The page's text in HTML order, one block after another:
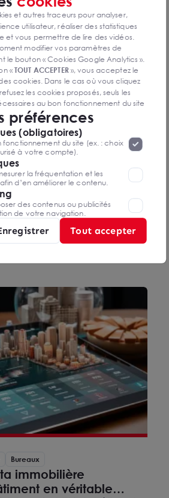
d'Ascq (59). L'actif a été
français.
en Provence S1 2026
Immobilier a le plaisir de vous
du S1 2026 synthétisant
Bureaux
immobilière
en véritable
et autres traceurs pour analyser,
utilisateur, réaliser des statistiques
et vous permettre de lire des vidéos.
modifier vos paramètres de
le bouton « Cookies Google Analytics ».
«TOUT ACCEPTER», vous acceptez le
cookies. Dans le cas où vous cliquez
les cookies proposés, seuls les
au bon fonctionnement du site
d’informations, vous pouvez consulter
données à caractère
naviguez sur notre site internet, il
des cookies. Vous avez la
les cookies, ces réglages ne seront
que vous utilisez actuellement
préférences
(obligatoires)
fonctionnement du site (ex. : choix
à votre compte).
la fréquentation et les
d’en améliorer le contenu.
des contenus ou publicités
de votre navigation.
Tout accepter